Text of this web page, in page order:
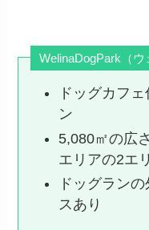
WelinaDogPark（
ドッグカフ
ン
5,080㎡の広
エリアの2エ
ドッグラン
スあり